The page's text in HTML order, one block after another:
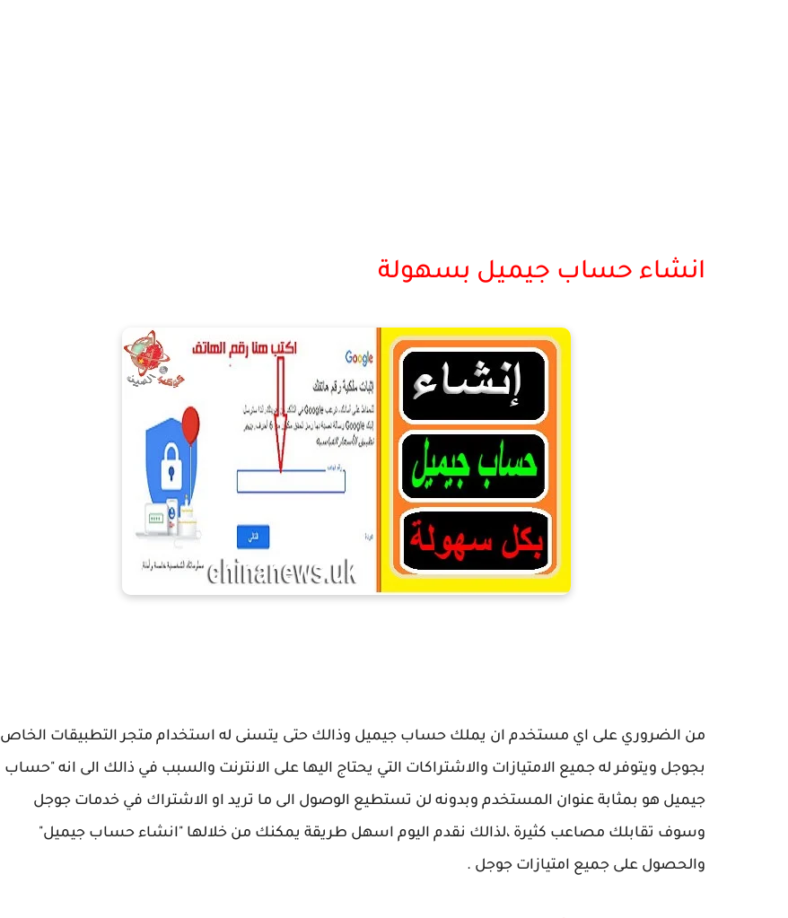
انشاء حساب جيميل بسهولة
من الضروري على اي مستخدم ان يملك حساب جيميل وذالك حتى يتسنى له استخدام متجر التطبيقات الخاص
بجوجل ويتوفر له جميع الامتيازات والاشتراكات التي يحتاج اليها على الانترنت والسبب في ذالك الى انه "حساب
جيميل هو بمثابة عنوان المستخدم وبدونه لن تستطيع الوصول الى ما تريد او الاشتراك في خدمات جوجل
وسوف تقابلك مصاعب كثيرة ،لذالك نقدم اليوم اسهل طريقة يمكنك من خلالها "انشاء حساب جيميل"
والحصول على جميع امتيازات جوجل .